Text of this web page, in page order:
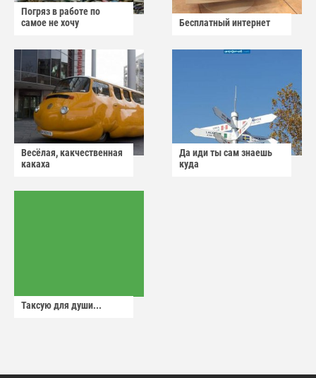
Погряз в работе по
самое не хочу
Бесплатный интернет
Весёлая, какчественная
какаха
Да иди ты сам знаешь
куда
Таксую для души...